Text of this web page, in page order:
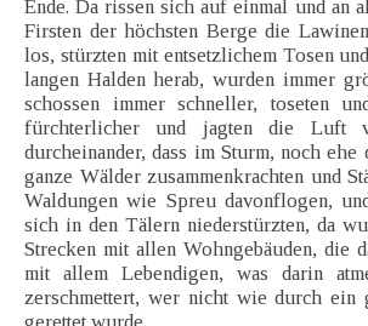
Ende. Da rissen sich auf einmal und an
Firsten der höchsten Berge die
los, stürzten mit entsetzlichem Tosen
langen Halden herab, wurden immer
schossen immer schneller, toseten
fürchterlicher und jagten die Luft
durcheinander, dass im Sturm, noch ehe
ganze Wälder zusammenkrachten und
Waldungen wie Spreu davonflogen,
sich in den Tälern niederstürzten, da
Strecken mit allen Wohngebäuden, die
mit allem Lebendigen, was darin
zerschmettert, wer nicht wie durch ein